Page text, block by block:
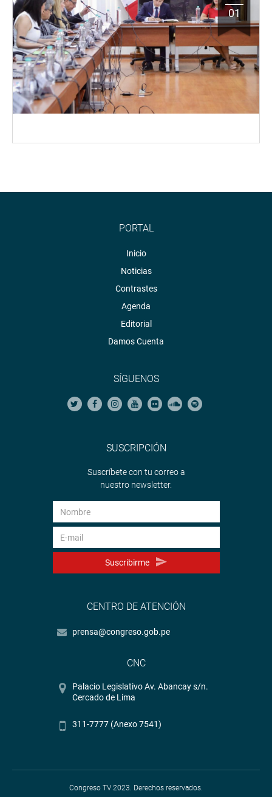
01
PORTAL
Inicio
Noticias
Contrastes
Agenda
Editorial
Damos Cuenta
SÍGUENOS
SUSCRIPCIÓN
Suscríbete con tu correo a
nuestro newsletter.
Suscribirme
CENTRO DE ATENCIÓN
prensa@congreso.gob.pe
CNC
Palacio Legislativo Av. Abancay s/n.
Cercado de Lima
311-7777 (Anexo 7541)
Congreso TV 2023. Derechos reservados.